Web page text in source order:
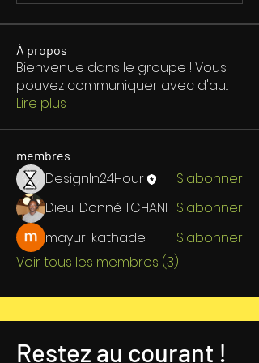
À propos
Bienvenue dans le groupe ! Vous
pouvez communiquer avec d'au...
Lire plus
membres
DesignIn24Hour
S'abonner
Dieu-Donné TCHANI S'abonner
mayuri kathade
S'abonner
Voir tous les membres (3)
Restez au courant !